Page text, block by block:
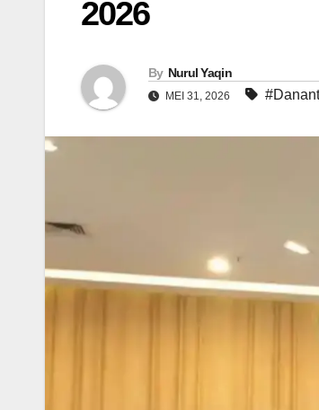
2026
By Nurul Yaqin
MEI 31, 2026